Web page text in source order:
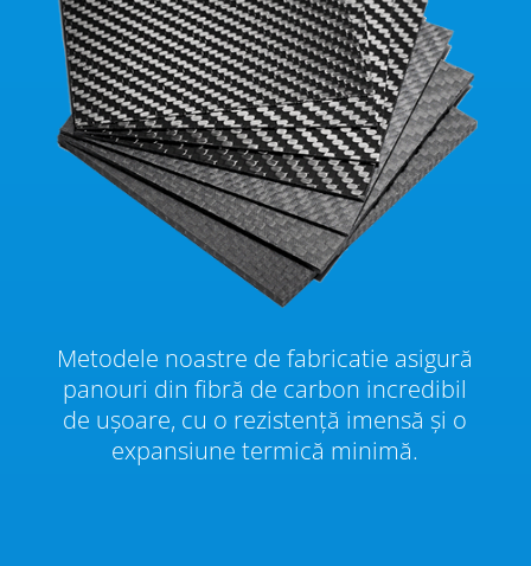
Metodele noastre de fabricatie asigură
panouri din fibră de carbon incredibil
de ușoare, cu o rezistență imensă și o
expansiune termică minimă.